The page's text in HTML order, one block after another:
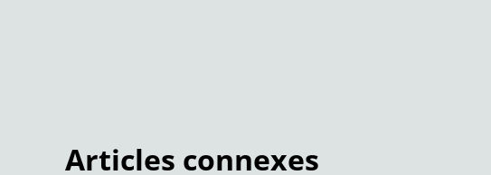
Articles connexes